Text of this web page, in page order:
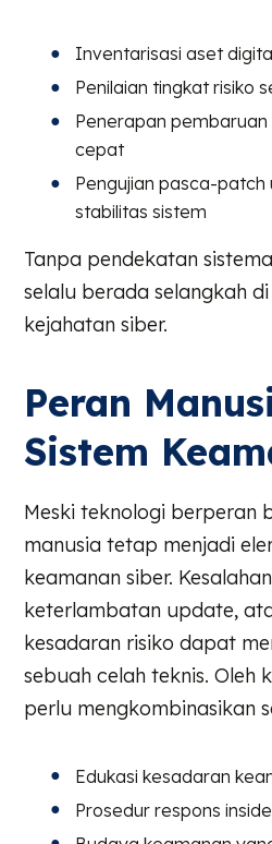
Inventarisasi aset
Penilaian tingkat risiko
Penerapan
cepat
Pengujian pasca-patch
stabilitas sistem
Tanpa pendekatan
selalu berada selangkah
kejahatan siber.
Peran
Sistem
Meski teknologi berperan
manusia tetap menjadi
keamanan siber.
keterlambatan update,
kesadaran risiko dapat
sebuah celah teknis. Oleh
perlu mengkombinasikan
Edukasi kesadaran
Prosedur respons